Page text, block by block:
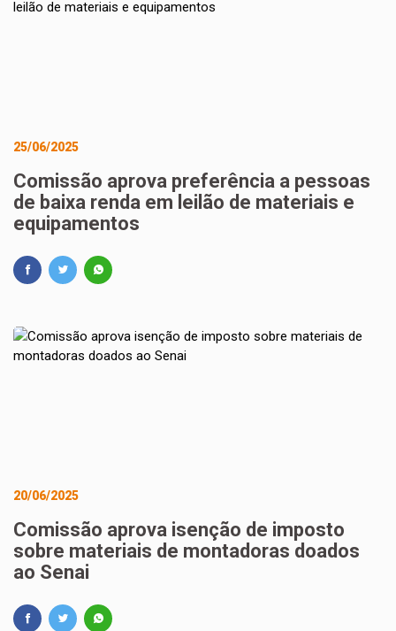
25/06/2025
Comissão aprova preferência a pessoas
de baixa renda em leilão de materiais e
equipamentos
20/06/2025
Comissão aprova isenção de imposto
sobre materiais de montadoras doados
ao Senai